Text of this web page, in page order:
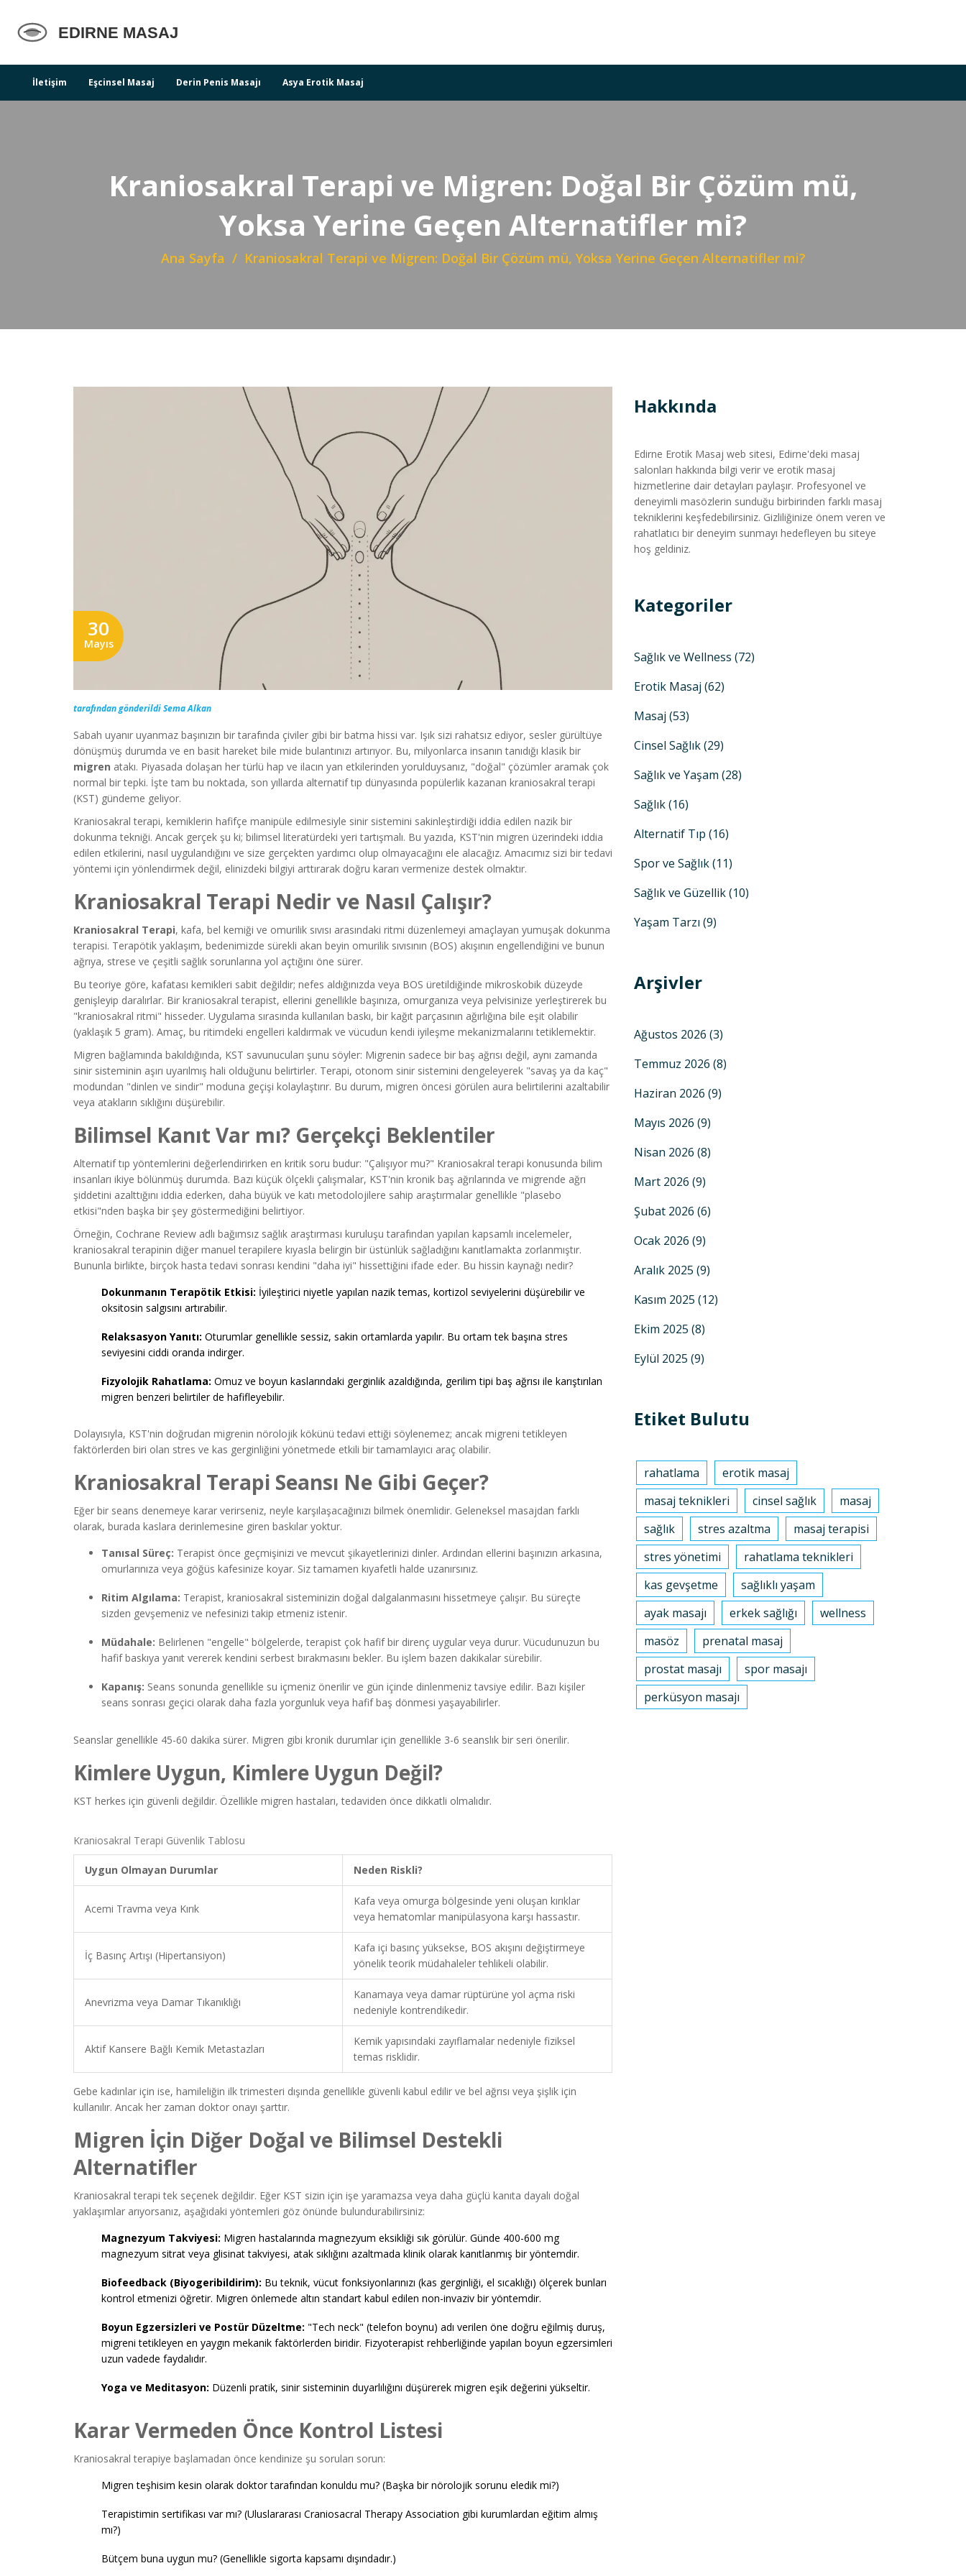
İletişim Eşcinsel Masaj Derin Penis Masajı Asya Erotik Masaj
Kraniosakral Terapi ve Migren: Doğal Bir Çözüm mü,
Yoksa Yerine Geçen Alternatifler mi?
Ana Sayfa Kraniosakral Terapi ve Migren: Doğal Bir Çözüm mü, Yoksa Yerine Geçen Alternatifler mi?
30
Mayıs
tarafından gönderildi Sema Alkan
Sabah uyanır uyanmaz başınızın bir tarafında çiviler gibi bir batma hissi var. Işık sizi rahatsız ediyor, sesler gürültüye
dönüşmüş durumda ve en basit hareket bile mide bulantınızı artırıyor. Bu, milyonlarca insanın tanıdığı klasik bir
migren atakı. Piyasada dolaşan her türlü hap ve ilacın yan etkilerinden yorulduysanız, "doğal" çözümler aramak çok
normal bir tepki. İşte tam bu noktada, son yıllarda alternatif tıp dünyasında popülerlik kazanan kraniosakral terapi
(KST) gündeme geliyor.
Kraniosakral terapi, kemiklerin hafifçe manipüle edilmesiyle sinir sistemini sakinleştirdiği iddia edilen nazik bir
dokunma tekniği. Ancak gerçek şu ki; bilimsel literatürdeki yeri tartışmalı. Bu yazıda, KST'nin migren üzerindeki iddia
edilen etkilerini, nasıl uygulandığını ve size gerçekten yardımcı olup olmayacağını ele alacağız. Amacımız sizi bir tedavi
yöntemi için yönlendirmek değil, elinizdeki bilgiyi arttırarak doğru kararı vermenize destek olmaktır.
Kraniosakral Terapi Nedir ve Nasıl Çalışır?
Kraniosakral Terapi, kafa, bel kemiği ve omurilik sıvısı arasındaki ritmi düzenlemeyi amaçlayan yumuşak dokunma
terapisi. Terapötik yaklaşım, bedenimizde sürekli akan beyin omurilik sıvısının (BOS) akışının engellendiğini ve bunun
ağrıya, strese ve çeşitli sağlık sorunlarına yol açtığını öne sürer.
Bu teoriye göre, kafatası kemikleri sabit değildir; nefes aldığınızda veya BOS üretildiğinde mikroskobik düzeyde
genişleyip daralırlar. Bir kraniosakral terapist, ellerini genellikle başınıza, omurganıza veya pelvisinize yerleştirerek bu
"kraniosakral ritmi" hisseder. Uygulama sırasında kullanılan baskı, bir kağıt parçasının ağırlığına bile eşit olabilir
(yaklaşık 5 gram). Amaç, bu ritimdeki engelleri kaldırmak ve vücudun kendi iyileşme mekanizmalarını tetiklemektir.
Migren bağlamında bakıldığında, KST savunucuları şunu söyler: Migrenin sadece bir baş ağrısı değil, aynı zamanda
sinir sisteminin aşırı uyarılmış hali olduğunu belirtirler. Terapi, otonom sinir sistemini dengeleyerek "savaş ya da kaç"
modundan "dinlen ve sindir" moduna geçişi kolaylaştırır. Bu durum, migren öncesi görülen aura belirtilerini azaltabilir
veya atakların sıklığını düşürebilir.
Bilimsel Kanıt Var mı? Gerçekçi Beklentiler
Alternatif tıp yöntemlerini değerlendirirken en kritik soru budur: "Çalışıyor mu?" Kraniosakral terapi konusunda bilim
insanları ikiye bölünmüş durumda. Bazı küçük ölçekli çalışmalar, KST'nin kronik baş ağrılarında ve migrende ağrı
şiddetini azalttığını iddia ederken, daha büyük ve katı metodolojilere sahip araştırmalar genellikle "plasebo
etkisi"nden başka bir şey göstermediğini belirtiyor.
Örneğin, Cochrane Review adlı bağımsız sağlık araştırması kuruluşu tarafından yapılan kapsamlı incelemeler,
kraniosakral terapinin diğer manuel terapilere kıyasla belirgin bir üstünlük sağladığını kanıtlamakta zorlanmıştır.
Bununla birlikte, birçok hasta tedavi sonrası kendini "daha iyi" hissettiğini ifade eder. Bu hissin kaynağı nedir?
Dokunmanın Terapötik Etkisi: İyileştirici niyetle yapılan nazik temas, kortizol seviyelerini düşürebilir ve
oksitosin salgısını artırabilir.
Relaksasyon Yanıtı: Oturumlar genellikle sessiz, sakin ortamlarda yapılır. Bu ortam tek başına stres
seviyesini ciddi oranda indirger.
Fizyolojik Rahatlama: Omuz ve boyun kaslarındaki gerginlik azaldığında, gerilim tipi baş ağrısı ile karıştırılan
migren benzeri belirtiler de hafifleyebilir.
Dolayısıyla, KST'nin doğrudan migrenin nörolojik kökünü tedavi ettiği söylenemez; ancak migreni tetikleyen
faktörlerden biri olan stres ve kas gerginliğini yönetmede etkili bir tamamlayıcı araç olabilir.
Kraniosakral Terapi Seansı Ne Gibi Geçer?
Eğer bir seans denemeye karar verirseniz, neyle karşılaşacağınızı bilmek önemlidir. Geleneksel masajdan farklı
olarak, burada kaslara derinlemesine giren baskılar yoktur.
Tanısal Süreç: Terapist önce geçmişinizi ve mevcut şikayetlerinizi dinler. Ardından ellerini başınızın arkasına,
omurlarınıza veya göğüs kafesinize koyar. Siz tamamen kıyafetli halde uzanırsınız.
Ritim Algılama: Terapist, kraniosakral sisteminizin doğal dalgalanmasını hissetmeye çalışır. Bu süreçte
sizden gevşemeniz ve nefesinizi takip etmeniz istenir.
Müdahale: Belirlenen "engelle" bölgelerde, terapist çok hafif bir direnç uygular veya durur. Vücudunuzun bu
hafif baskıya yanıt vererek kendini serbest bırakmasını bekler. Bu işlem bazen dakikalar sürebilir.
Kapanış: Seans sonunda genellikle su içmeniz önerilir ve gün içinde dinlenmeniz tavsiye edilir. Bazı kişiler
seans sonrası geçici olarak daha fazla yorgunluk veya hafif baş dönmesi yaşayabilirler.
Seanslar genellikle 45-60 dakika sürer. Migren gibi kronik durumlar için genellikle 3-6 seanslık bir seri önerilir.
Kimlere Uygun, Kimlere Uygun Değil?
KST herkes için güvenli değildir. Özellikle migren hastaları, tedaviden önce dikkatli olmalıdır.
Kraniosakral Terapi Güvenlik Tablosu
Uygun Olmayan Durumlar Neden Riskli?
Acemi Travma veya Kırık
Kafa veya omurga bölgesinde yeni oluşan kırıklar
veya hematomlar manipülasyona karşı hassastır.
İç Basınç Artışı (Hipertansiyon)
Kafa içi basınç yüksekse, BOS akışını değiştirmeye
yönelik teorik müdahaleler tehlikeli olabilir.
Anevrizma veya Damar Tıkanıklığı
Kanamaya veya damar rüptürüne yol açma riski
nedeniyle kontrendikedir.
Aktif Kansere Bağlı Kemik Metastazları
Kemik yapısındaki zayıflamalar nedeniyle fiziksel
temas risklidir.
Gebe kadınlar için ise, hamileliğin ilk trimesteri dışında genellikle güvenli kabul edilir ve bel ağrısı veya şişlik için
kullanılır. Ancak her zaman doktor onayı şarttır.
Migren İçin Diğer Doğal ve Bilimsel Destekli
Alternatifler
Kraniosakral terapi tek seçenek değildir. Eğer KST sizin için işe yaramazsa veya daha güçlü kanıta dayalı doğal
yaklaşımlar arıyorsanız, aşağıdaki yöntemleri göz önünde bulundurabilirsiniz:
Magnezyum Takviyesi: Migren hastalarında magnezyum eksikliği sık görülür. Günde 400-600 mg
magnezyum sitrat veya glisinat takviyesi, atak sıklığını azaltmada klinik olarak kanıtlanmış bir yöntemdir.
Biofeedback (Biyogeribildirim): Bu teknik, vücut fonksiyonlarınızı (kas gerginliği, el sıcaklığı) ölçerek bunları
kontrol etmenizi öğretir. Migren önlemede altın standart kabul edilen non-invaziv bir yöntemdir.
Boyun Egzersizleri ve Postür Düzeltme: "Tech neck" (telefon boynu) adı verilen öne doğru eğilmiş duruş,
migreni tetikleyen en yaygın mekanik faktörlerden biridir. Fizyoterapist rehberliğinde yapılan boyun egzersimleri
uzun vadede faydalıdır.
Yoga ve Meditasyon: Düzenli pratik, sinir sisteminin duyarlılığını düşürerek migren eşik değerini yükseltir.
Karar Vermeden Önce Kontrol Listesi
Kraniosakral terapiye başlamadan önce kendinize şu soruları sorun:
Migren teşhisim kesin olarak doktor tarafından konuldu mu? (Başka bir nörolojik sorunu eledik mi?)
Terapistimin sertifikası var mı? (Uluslararası Craniosacral Therapy Association gibi kurumlardan eğitim almış
mı?)
Bütçem buna uygun mu? (Genellikle sigorta kapsamı dışındadır.)
Hakkında
Edirne Erotik Masaj web sitesi, Edirne'deki masaj
salonları hakkında bilgi verir ve erotik masaj
hizmetlerine dair detayları paylaşır. Profesyonel ve
deneyimli masözlerin sunduğu birbirinden farklı masaj
tekniklerini keşfedebilirsiniz. Gizliliğinize önem veren ve
rahatlatıcı bir deneyim sunmayı hedefleyen bu siteye
hoş geldiniz.
Kategoriler
Sağlık ve Wellness (72)
Erotik Masaj (62)
Masaj (53)
Cinsel Sağlık(29)
Sağlık ve Yaşam (28)
Sağlık(16)
Alternatif Tıp (16)
Spor ve Sağlık(11)
Sağlık ve Güzellik(10)
Yaşam Tarzı (9)
Arşivler
Ağustos 2026 (3)
Temmuz 2026 (8)
Haziran 2026 (9)
Mayıs 2026 (9)
Nisan 2026 (8)
Mart 2026 (9)
Şubat 2026 (6)
Ocak 2026 (9)
Aralık 2025 (9)
Kasım 2025 (12)
Ekim 2025 (8)
Eylül 2025 (9)
Etiket Bulutu
rahatlama
erotik masaj
masaj teknikleri
cinsel sağlık
masaj
sağlık
stres azaltma
masaj terapisi
stres yönetimi
rahatlama teknikleri
kas gevşetme
sağlıklı yaşam
ayak masajı
erkek sağlığı
wellness
masöz
prenatal masaj
prostat masajı
spor masajı
perküsyon masajı